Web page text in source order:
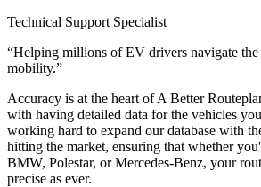
Technical Support Specialist
“Helping millions of EV drivers navigate
mobility.”
Accuracy is at the heart of A Better
with having detailed data for the vehicles
working hard to expand our database with
hitting the market, ensuring that whether
BMW, Polestar, or Mercedes-Benz, your
precise as ever.